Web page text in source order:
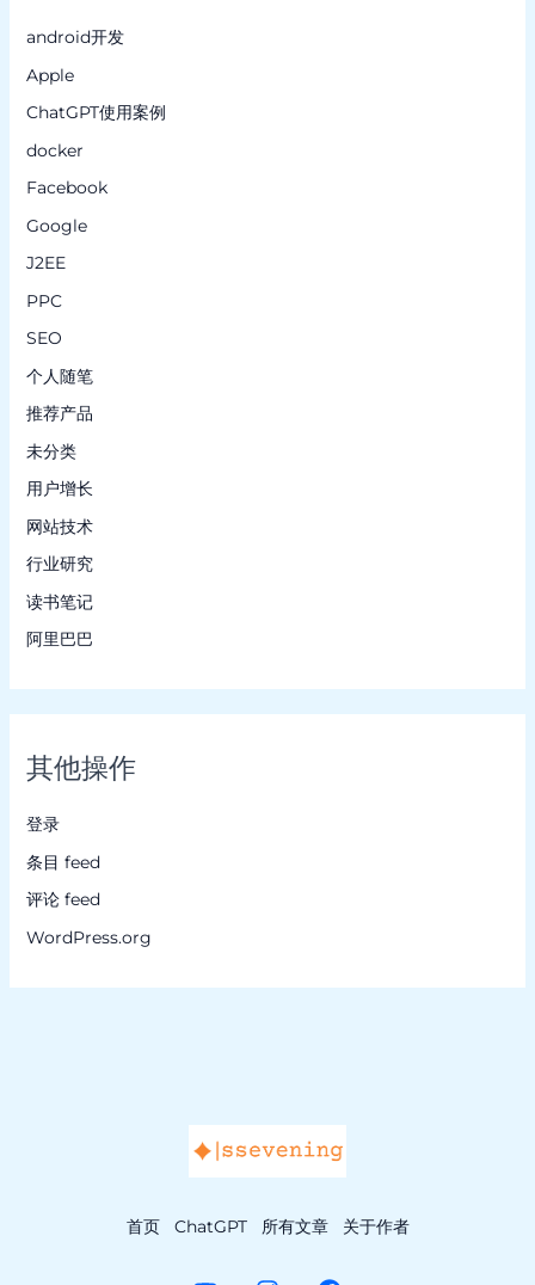
android开发
Apple
ChatGPT使用案例
docker
Facebook
Google
J2EE
PPC
SEO
个人随笔
推荐产品
未分类
用户增长
网站技术
行业研究
读书笔记
阿里巴巴
其他操作
登录
条目 feed
评论 feed
WordPress.org
首页 ChatGPT 所有文章 关于作者